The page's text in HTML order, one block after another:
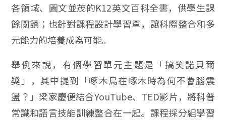
各領域、圖文並茂的K12英文百科全書，供學生課
餘閱讀；也針對課程設計學習單，讓科際整合和多
元能力的培養成為可能。
舉例來說，有個學習單元主題是「搞笑諾貝爾
獎」，其中提到「啄木鳥在啄木時為何不會腦震
盪？」梁家慶便結合YouTube、TED影片，將科普
常識和語言技能訓練整合在一起。課程採分組學習